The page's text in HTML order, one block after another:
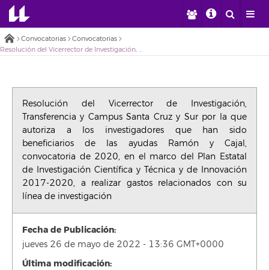
Convocatorias
Convocatorias
Resolución del Vicerrector de Investigación, Transferencia y Campus Santa Cruz y Sur por la que autoriza a los investigadores que han sido beneficiarios de las ayudas Ramón y Cajal, convocatoria de 2020, en el marco del Plan Estatal de Investigación Científica y Técnica y de Innovación 2017-2020, a realizar gastos relacionados con su línea de investigación
Resolución del Vicerrector de Investigación,
Transferencia y Campus Santa Cruz y Sur por la que
autoriza a los investigadores que han sido
beneficiarios de las ayudas Ramón y Cajal,
convocatoria de 2020, en el marco del Plan Estatal
de Investigación Científica y Técnica y de Innovación
2017-2020, a realizar gastos relacionados con su
línea de investigación
Fecha de Publicación:
jueves 26 de mayo de 2022 - 13:36 GMT+0000
Última modificación: